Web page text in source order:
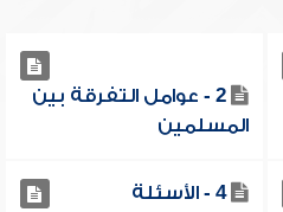
2 - عوامل التفرقة بين
المسلمين
4 - الأسئلة